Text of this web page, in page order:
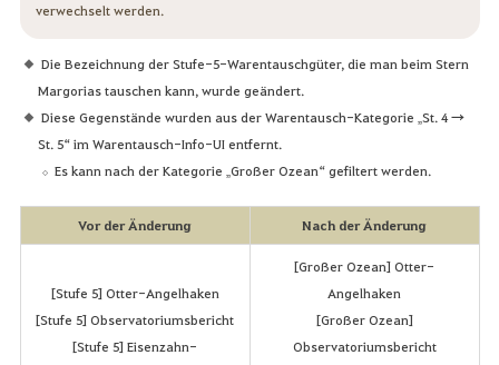
verwechselt werden.
Die Bezeichnung der Stufe-5-Warentauschgüter, die man beim Stern
Margorias tauschen kann, wurde geändert.
Diese Gegenstände wurden aus der Warentausch-Kategorie „St. 4 →
St. 5“ im Warentausch-Info-UI entfernt.
Es kann nach der Kategorie „Großer Ozean“ gefiltert werden.
Vor der Änderung Nach der Änderung
[Stufe 5] Otter-Angelhaken
[Stufe 5] Observatoriumsbericht
[Stufe 5] Eisenzahn-
[Großer Ozean] Otter-
Angelhaken
[Großer Ozean]
Observatoriumsbericht